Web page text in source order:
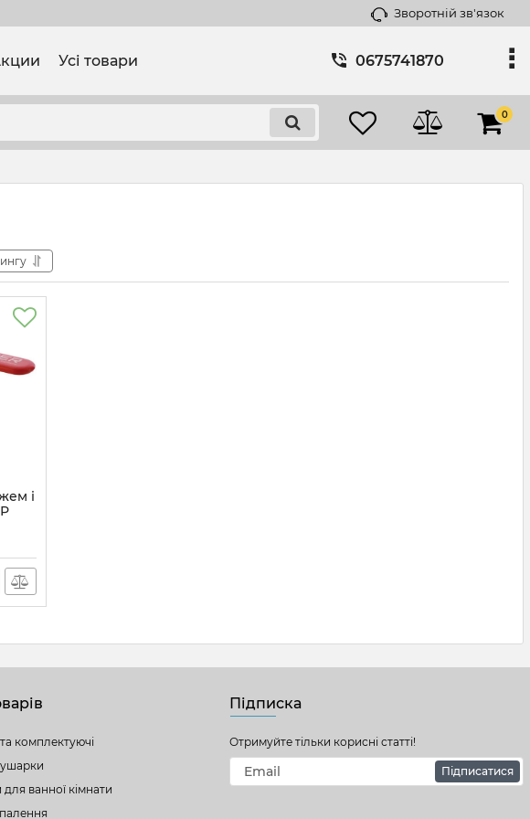
Зворотній зв'язок
Усі товари 0675741870
0
і
комплектуючі
ванної кімнати
Підписка
Отримуйте тільки корисні статті!
Підписатися